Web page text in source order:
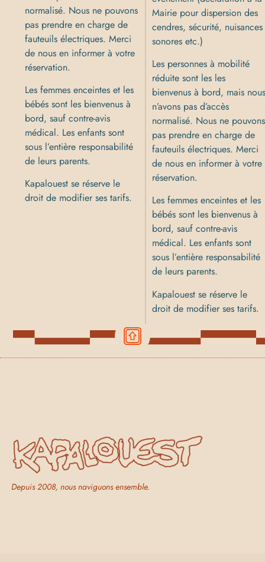
normalisé. Nous ne pouvons
pas prendre en charge de
fauteuils électriques. Merci
de nous en informer à votre
réservation.
Les femmes enceintes et les
bébés sont les bienvenus à
bord, sauf contre-avis
médical. Les enfants sont
sous l’entière responsabilité
de leurs parents.
Kapalouest se réserve le
droit de modifier ses tarifs.
Mairie pour dispersion des
cendres, sécurité, nuisances
sonores etc.)
Les personnes à mobilité
réduite sont les les
bienvenus à bord, mais
n’avons pas d’accès
normalisé. Nous ne pouvons
pas prendre en charge de
fauteuils électriques. Merci
de nous en informer à votre
réservation.
Les femmes enceintes et les
bébés sont les bienvenus à
bord, sauf contre-avis
médical. Les enfants sont
sous l’entière responsabilité
de leurs parents.
Kapalouest se réserve le
droit de modifier ses tarifs.
Depuis 2008, nous naviguons ensemble.